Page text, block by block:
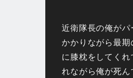
近衛隊長の俺が
かかりながら最
に膝枕をしてく
れながら俺が死ん